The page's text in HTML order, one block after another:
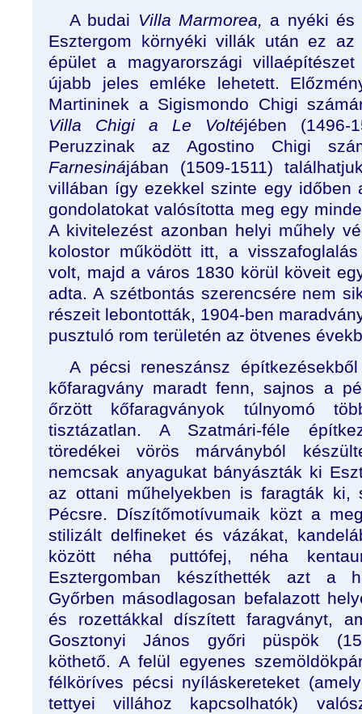
A budai Villa Marmorea, a nyéki és
Esztergom környéki villák után ez az
épület a magyarországi villaépítészet
újabb jeles emléke lehetett.
Martininek a Sigismondo Chigi
Villa Chigi a Le Voltéjében (1496-
Peruzzinak az Agostino Chigi
Farnesinájában (1509-1511)
villában így ezekkel szinte egy időben
gondolatokat valósította meg egy
A kivitelezést azonban helyi műhely
kolostor működött itt, a
volt, majd a város 1830 körül köveit
adta. A szétbontás szerencsére nem
részeit lebontották, 1904-ben
pusztuló rom területén az ötvenes
A pécsi reneszánsz
kőfaragvány maradt fenn, sajnos a
őrzött kőfaragványok túlnyomó
tisztázatlan. A Szatmári-féle
töredékei vörös márványból
nemcsak anyagukat bányászták ki
az ottani műhelyekben is faragták ki,
Pécsre. Díszítőmotívumaik közt a
stilizált delfineket és vázákat,
között néha puttófej, néha
Esztergomban készíthették azt a
Győrben másodlagosan befalazott
és rozettákkal díszített faragványt,
Gosztonyi János győri püspök
köthető. A felül egyenes
félköríves pécsi nyíláskereteket
tettyei villához kapcsolhatók)